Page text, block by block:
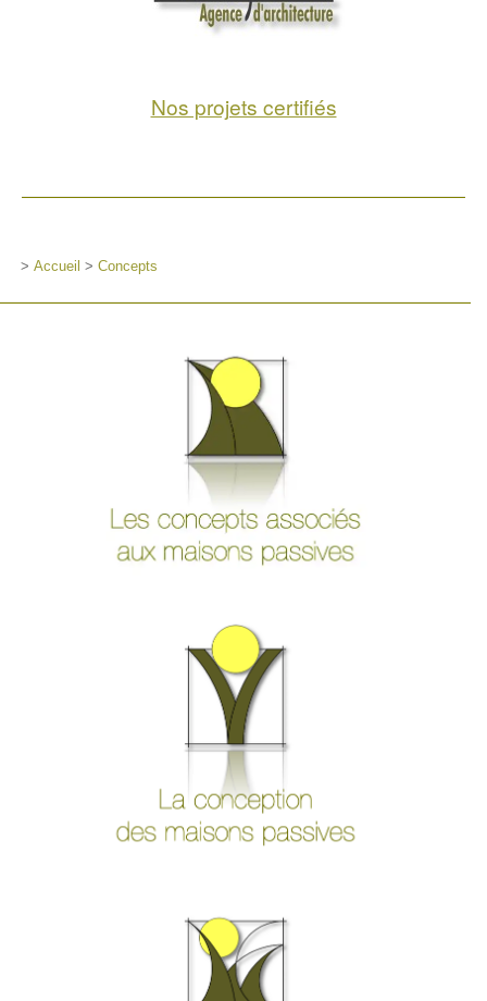
Nos projets certifiés
> Accueil > Concepts